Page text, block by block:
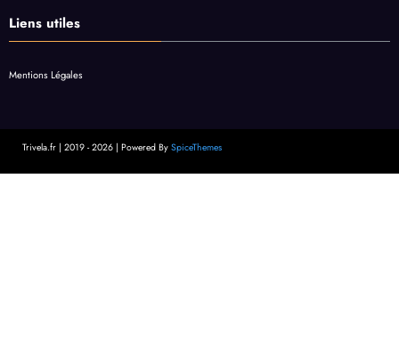
Liens utiles
Mentions Légales
Trivela.fr | 2019 - 2026 | Powered By SpiceThemes